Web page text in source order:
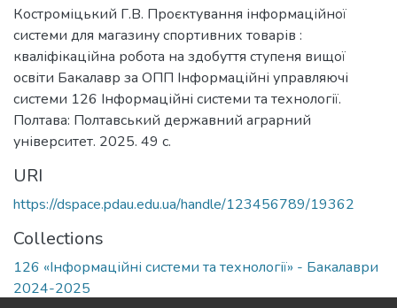
Костроміцький Г.В. Проєктування інформаційної
системи для магазину спортивних товарів :
кваліфікаційна робота на здобуття ступеня вищої
освіти Бакалавр за ОПП Інформаційні управляючі
системи 126 Інформаційні системи та технології.
Полтава: Полтавський державний аграрний
університет. 2025. 49 с.
URI
https://dspace.pdau.edu.ua/handle/123456789/19362
Collections
126 «Інформаційні системи та технології» - Бакалаври
2024-2025